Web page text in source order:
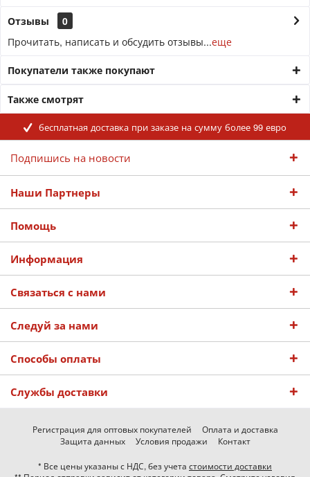
Отзывы
0
Прочитать, написать и обсудить отзывы...еще
Покупатели также покупают
Также смотрят
бесплатная доставка при заказе на сумму более 99 евро
Подпишись на новости
Наши Партнеры
Помощь
Информация
Связаться с нами
Следуй за нами
Способы оплаты
Службы доставки
Регистрация для оптовых покупателей
Оплата и доставка
Защита данных
Условия продажи Контакт
* Все цены указаны с НДС, без учета стоимости доставки